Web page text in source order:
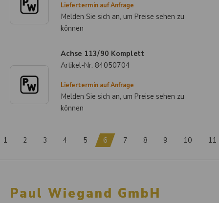
Liefertermin auf Anfrage
Melden Sie sich an, um Preise sehen zu
können
Achse 113/90 Komplett
Artikel-Nr. 84050704
Liefertermin auf Anfrage
Melden Sie sich an, um Preise sehen zu
können
1 2 3 4 5 6 7 8 9 10 11
Paul Wiegand GmbH